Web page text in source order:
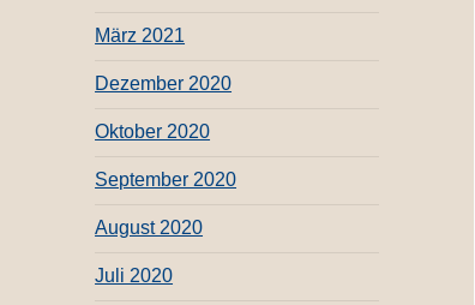
März 2021
Dezember 2020
Oktober 2020
September 2020
August 2020
Juli 2020